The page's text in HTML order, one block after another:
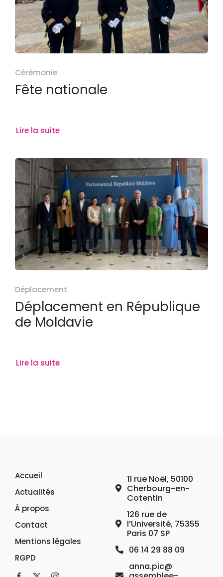
Cérémonie
Fête nationale
Lire la suite
Déplacement
Déplacement en République
de Moldavie
Lire la suite
Accueil
Actualités
À propos
Contact
Mentions légales
RGPD
11 rue Noël, 50100
Cherbourg-en-
Cotentin
126 rue de
l’Université, 75355
Paris 07 SP
06 14 29 88 09
anna.pic@